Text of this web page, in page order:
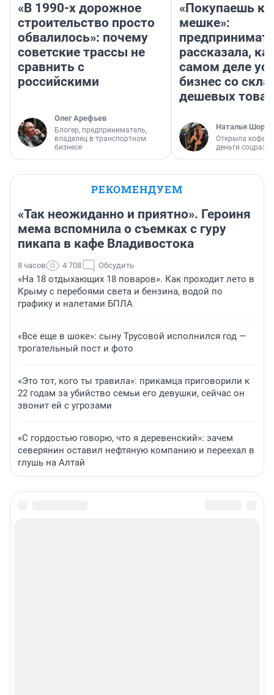
«В 1990-х дорожное
строительство просто
обвалилось»: почему
советские трассы не
сравнить с
российскими
Олег Арефьев
Блогер, предприниматель,
владелец в транспортном
бизнесе
«Покупаешь
мешке»:
рассказала,
самом деле
бизнес со
дешевых
Наталья
Открыла
деньги
РЕКОМЕНДУЕМ
«Так неожиданно и приятно». Героиня
мема вспомнила о съемках с гуру
пикапа в кафе Владивостока
8 часов 4 708 Обсудить
«На 18 отдыхающих 18 поваров». Как проходит лето в
Крыму с перебоями света и бензина, водой по
графику и налетами БПЛА
«Все еще в шоке»: сыну Трусовой исполнился год —
трогательный пост и фото
«Это тот, кого ты травила»: прикамца приговорили к
22 годам за убийство семьи его девушки, сейчас он
звонит ей с угрозами
«С гордостью говорю, что я деревенский»: зачем
северянин оставил нефтяную компанию и переехал в
глушь на Алтай